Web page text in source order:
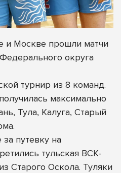
и Москве прошли матчи
округа
турнир из 8 команд.
максимально
Тула, Калуга, Старый
путевку на
тульская ВСК-
Старого Оскола. Туляки